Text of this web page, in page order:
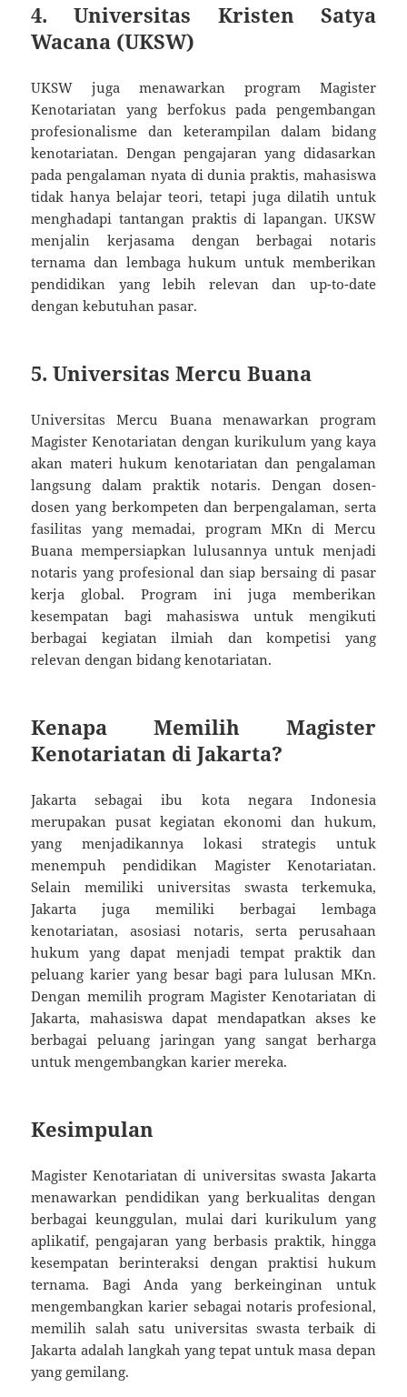
4.Universitas Kristen Satya
Wacana (UKSW)
UKSW juga menawarkan program Magister
Kenotariatan yang berfokus pada pengembangan
profesionalisme dan keterampilan dalam bidang
kenotariatan. Dengan pengajaran yang didasarkan
pada pengalaman nyata di dunia praktis, mahasiswa
tidak hanya belajar teori, tetapi juga dilatih untuk
menghadapi tantangan praktis di lapangan. UKSW
menjalin kerjasama dengan berbagai notaris
ternama dan lembaga hukum untuk memberikan
pendidikan yang lebih relevan dan up-to-date
dengan kebutuhan pasar.
5.Universitas Mercu Buana
Universitas Mercu Buana menawarkan program
Magister Kenotariatan dengan kurikulum yang kaya
akan materi hukum kenotariatan dan pengalaman
langsung dalam praktik notaris. Dengan dosen-
dosen yang berkompeten dan berpengalaman, serta
fasilitas yang memadai, program MKn di Mercu
Buana mempersiapkan lulusannya untuk menjadi
notaris yang profesional dan siap bersaing di pasar
kerja global. Program ini juga memberikan
kesempatan bagi mahasiswa untuk mengikuti
berbagai kegiatan ilmiah dan kompetisi yang
relevan dengan bidang kenotariatan.
Kenapa Memilih Magister
Kenotariatan di Jakarta?
Jakarta sebagai ibu kota negara Indonesia
merupakan pusat kegiatan ekonomi dan hukum,
yang menjadikannya lokasi strategis untuk
menempuh pendidikan Magister Kenotariatan.
Selain memiliki universitas swasta terkemuka,
Jakarta juga memiliki berbagai lembaga
kenotariatan, asosiasi notaris, serta perusahaan
hukum yang dapat menjadi tempat praktik dan
peluang karier yang besar bagi para lulusan MKn.
Dengan memilih program Magister Kenotariatan di
Jakarta, mahasiswa dapat mendapatkan akses ke
berbagai peluang jaringan yang sangat berharga
untuk mengembangkan karier mereka.
Kesimpulan
Magister Kenotariatan di universitas swasta Jakarta
menawarkan pendidikan yang berkualitas dengan
berbagai keunggulan, mulai dari kurikulum yang
aplikatif, pengajaran yang berbasis praktik, hingga
kesempatan berinteraksi dengan praktisi hukum
ternama. Bagi Anda yang berkeinginan untuk
mengembangkan karier sebagai notaris profesional,
memilih salah satu universitas swasta terbaik di
Jakarta adalah langkah yang tepat untuk masa depan
yang gemilang.